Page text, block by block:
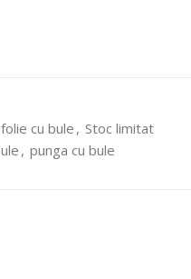
cu bule, Stoc limitat
, punga cu bule